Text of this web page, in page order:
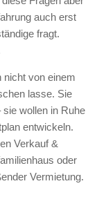
auch erst
fragt.
nicht von einem
lasse. Sie
sie wollen in Ruhe
entwickeln.
Verkauf &
oder
Vermietung.